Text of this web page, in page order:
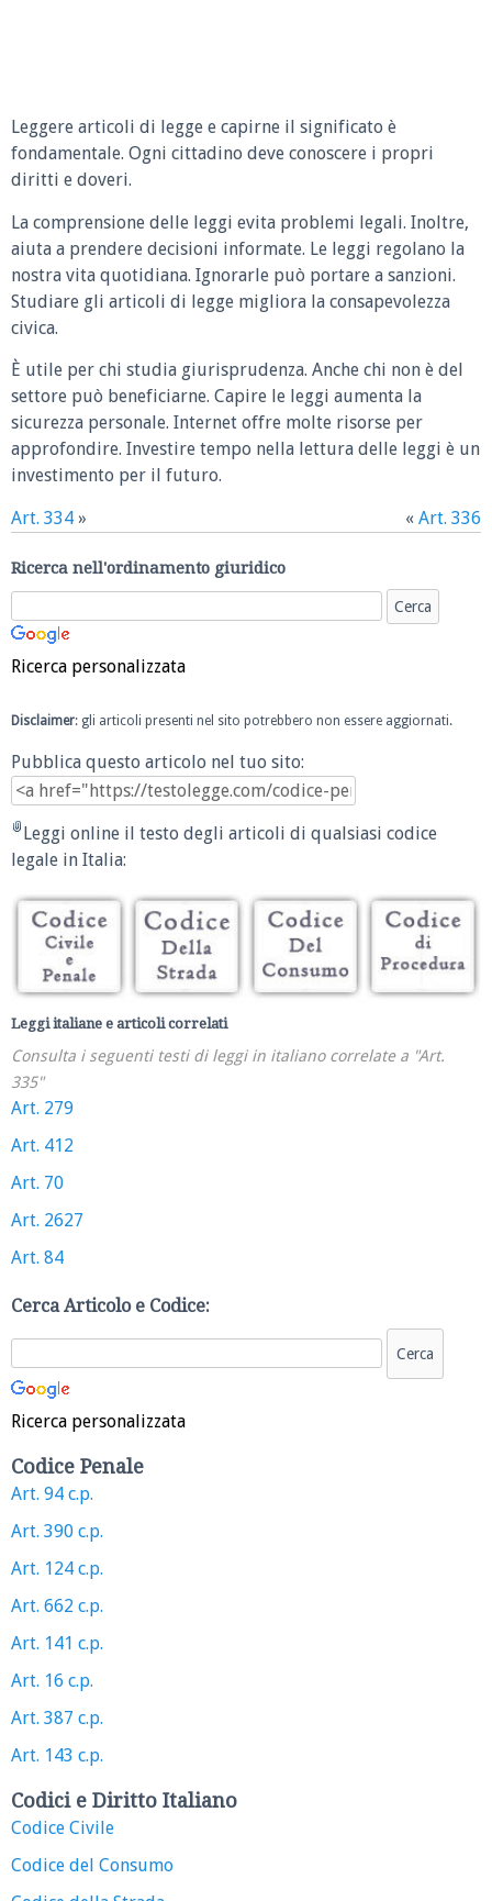
Leggere articoli di legge e capirne il significato è
fondamentale. Ogni cittadino deve conoscere i propri
diritti e doveri.
La comprensione delle leggi evita problemi legali. Inoltre,
aiuta a prendere decisioni informate. Le leggi regolano la
nostra vita quotidiana. Ignorarle può portare a sanzioni.
Studiare gli articoli di legge migliora la consapevolezza
civica.
È utile per chi studia giurisprudenza. Anche chi non è del
settore può beneficiarne. Capire le leggi aumenta la
sicurezza personale. Internet offre molte risorse per
approfondire. Investire tempo nella lettura delle leggi è un
investimento per il futuro.
Art. 334 » « Art. 336
Ricerca nell'ordinamento giuridico
Ricerca personalizzata
Disclaimer: gli articoli presenti nel sito potrebbero non essere aggiornati.
Pubblica questo articolo nel tuo sito:
Leggi online il testo degli articoli di qualsiasi codice
legale in Italia:
Leggi italiane e articoli correlati
Consulta i seguenti testi di leggi in italiano correlate a "Art.
335"
Art. 279
Art. 412
Art. 70
Art. 2627
Art. 84
Cerca Articolo e Codice:
Ricerca personalizzata
Codice Penale
Art. 94 c.p.
Art. 390 c.p.
Art. 124 c.p.
Art. 662 c.p.
Art. 141 c.p.
Art. 16 c.p.
Art. 387 c.p.
Art. 143 c.p.
Codici e Diritto Italiano
Codice Civile
Codice del Consumo